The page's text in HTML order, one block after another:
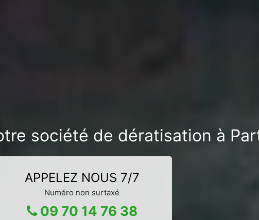
société de dératisation à
APPELEZ NOUS 7/7
Numéro non surtaxé
09 70 14 76 38